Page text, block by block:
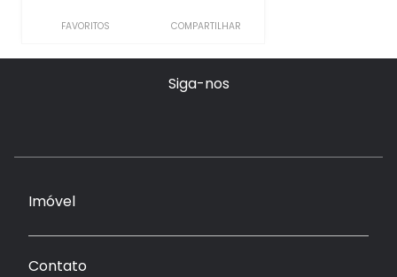
FAVORITOS COMPARTILHAR
Siga-nos
Imóvel
Contato